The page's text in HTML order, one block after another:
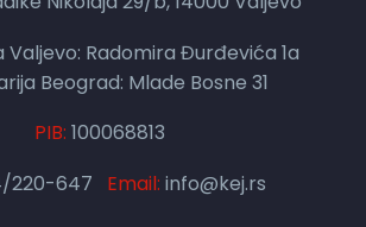
Valjevo: Radomira Đurđevića 1a
Beograd: Mlade Bosne 31
PIB: 100068813
220-647 Email: info@kej.rs